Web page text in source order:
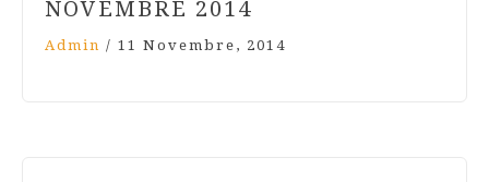
NOVEMBRE 2014
Admin / 11 Novembre, 2014